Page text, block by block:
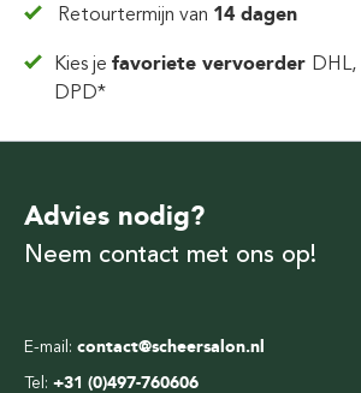
Retourtermijn van 14 dagen
Kies jefavoriete vervoerder
DPD*
E-mail: contact@scheersalon.nl
Tel: +31 (0)497-760606
Advies nodig?
Neem contact met ons op!